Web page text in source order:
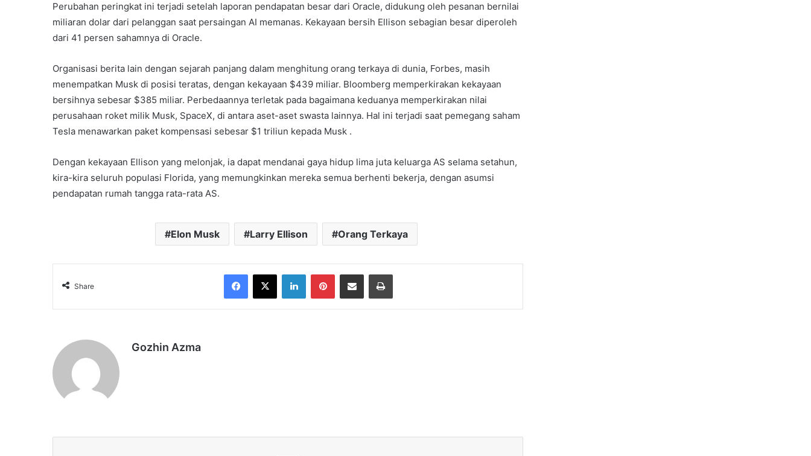
Perubahan peringkat ini terjadi setelah laporan pendapatan besar dari Oracle, didukung oleh pesanan bernilai
miliaran dolar dari pelanggan saat persaingan AI memanas. Kekayaan bersih Ellison sebagian besar diperoleh
dari 41 persen sahamnya di Oracle.
Organisasi berita lain dengan sejarah panjang dalam menghitung orang terkaya di dunia, Forbes, masih
menempatkan Musk di posisi teratas, dengan kekayaan $439 miliar. Bloomberg memperkirakan kekayaan
bersihnya sebesar $385 miliar. Perbedaannya terletak pada bagaimana keduanya memperkirakan nilai
perusahaan roket milik Musk, SpaceX, di antara aset-aset swasta lainnya. Hal ini terjadi saat pemegang saham
Tesla menawarkan paket kompensasi sebesar $1 triliun kepada Musk .
Dengan kekayaan Ellison yang melonjak, ia dapat mendanai gaya hidup lima juta keluarga AS selama setahun,
kira-kira seluruh populasi Florida, yang memungkinkan mereka semua berhenti bekerja, dengan asumsi
pendapatan rumah tangga rata-rata AS.
Elon Musk Larry Ellison Orang Terkaya
Share
Facebook
X LinkedInPinterestShare via Email Print
Gozhin Azma